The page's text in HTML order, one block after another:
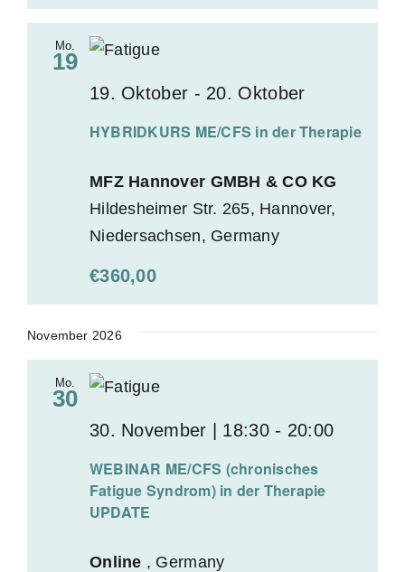
Mo.
19
HYBRIDKURS ME/CFS in der Therapie
19. Oktober - 20. Oktober
MFZ Hannover GMBH & CO KG
Hildesheimer Str. 265, Hannover,
Niedersachsen, Germany
€360,00
November 2026
Mo.
30
WEBINAR ME/CFS (chronisches
Fatigue Syndrom) in der Therapie
UPDATE
30. November | 18:30- 20:00
Online , Germany